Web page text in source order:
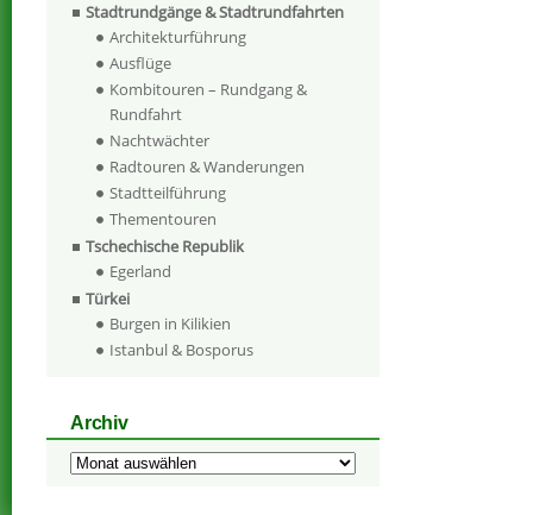
Stadtrundgänge & Stadtrundfahrten
Architekturführung
Ausflüge
Kombitouren – Rundgang &
Rundfahrt
Nachtwächter
Radtouren & Wanderungen
Stadtteilführung
Thementouren
Tschechische Republik
Egerland
Türkei
Burgen in Kilikien
Istanbul & Bosporus
Archiv
Archiv